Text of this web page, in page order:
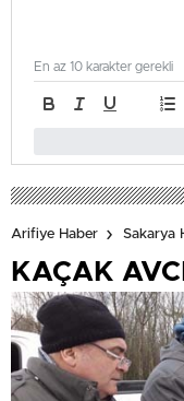
En az 10 karakter gerekli
Arifiye Haber Sakarya
KAÇAK